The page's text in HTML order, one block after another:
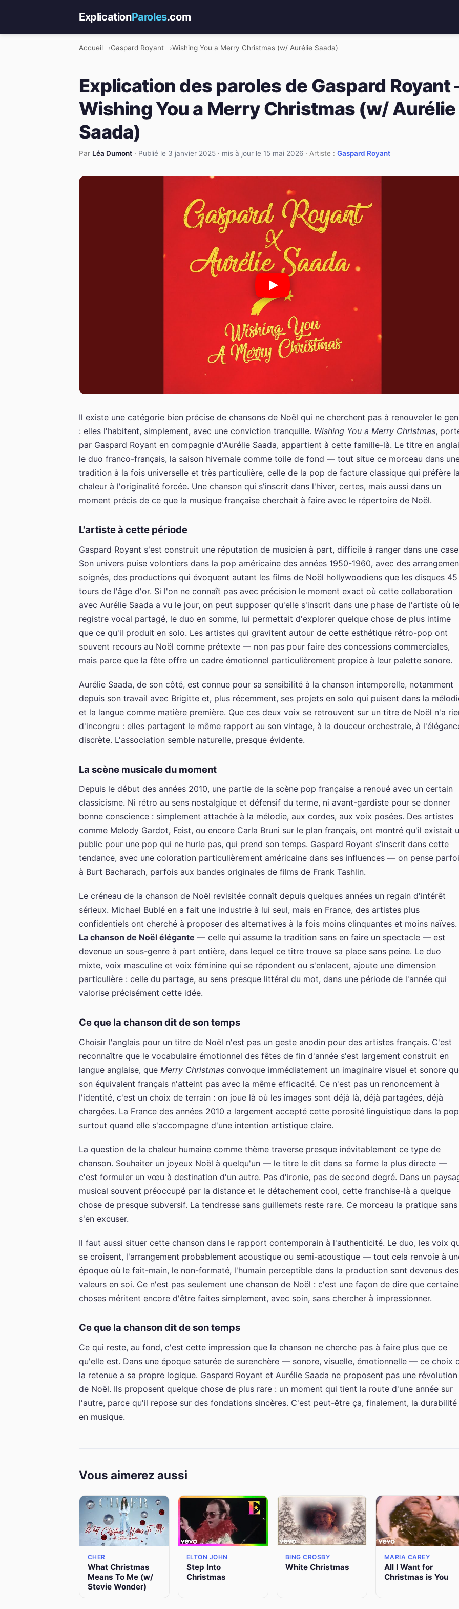
ExplicationParoles.com
Accueil Gaspard Royant Wishing You a Merry Christmas (w/ Aurélie Saada)
Explication des paroles de Gaspard Royant
Wishing You a Merry Christmas (w/ Aurélie
Saada)
Par Léa Dumont · Publié le 3 janvier 2025 · mis à jour le 15 mai 2026 · Artiste : Gaspard Royant
Il existe une catégorie bien précise de chansons de Noël qui ne cherchent pas à renouveler le
: elles l'habitent, simplement, avec une conviction tranquille. Wishing You a Merry Christmas,
par Gaspard Royant en compagnie d'Aurélie Saada, appartient à cette famille-là. Le titre en
le duo franco-français, la saison hivernale comme toile de fond — tout situe ce morceau dans
tradition à la fois universelle et très particulière, celle de la pop de facture classique qui préfère
chaleur à l'originalité forcée. Une chanson qui s'inscrit dans l'hiver, certes, mais aussi dans un
moment précis de ce que la musique française cherchait à faire avec le répertoire de Noël.
L'artiste à cette période
Gaspard Royant s'est construit une réputation de musicien à part, difficile à ranger dans une
Son univers puise volontiers dans la pop américaine des années 1950-1960, avec des
soignés, des productions qui évoquent autant les films de Noël hollywoodiens que les disques 45
tours de l'âge d'or. Si l'on ne connaît pas avec précision le moment exact où cette collaboration
avec Aurélie Saada a vu le jour, on peut supposer qu'elle s'inscrit dans une phase de l'artiste où le
registre vocal partagé, le duo en somme, lui permettait d'explorer quelque chose de plus intime
que ce qu'il produit en solo. Les artistes qui gravitent autour de cette esthétique rétro-pop ont
souvent recours au Noël comme prétexte — non pas pour faire des concessions commerciales,
mais parce que la fête offre un cadre émotionnel particulièrement propice à leur palette sonore.
Aurélie Saada, de son côté, est connue pour sa sensibilité à la chanson intemporelle, notamment
depuis son travail avec Brigitte et, plus récemment, ses projets en solo qui puisent dans la
et la langue comme matière première. Que ces deux voix se retrouvent sur un titre de Noël n'a
d'incongru : elles partagent le même rapport au son vintage, à la douceur orchestrale, à
discrète. L'association semble naturelle, presque évidente.
La scène musicale du moment
Depuis le début des années 2010, une partie de la scène pop française a renoué avec un certain
classicisme. Ni rétro au sens nostalgique et défensif du terme, ni avant-gardiste pour se donner
bonne conscience : simplement attachée à la mélodie, aux cordes, aux voix posées. Des artistes
comme Melody Gardot, Feist, ou encore Carla Bruni sur le plan français, ont montré qu'il existait
public pour une pop qui ne hurle pas, qui prend son temps. Gaspard Royant s'inscrit dans cette
tendance, avec une coloration particulièrement américaine dans ses influences — on pense
à Burt Bacharach, parfois aux bandes originales de films de Frank Tashlin.
Le créneau de la chanson de Noël revisitée connaît depuis quelques années un regain d'intérêt
sérieux. Michael Bublé en a fait une industrie à lui seul, mais en France, des artistes plus
confidentiels ont cherché à proposer des alternatives à la fois moins clinquantes et moins naïves.
La chanson de Noël élégante — celle qui assume la tradition sans en faire un spectacle — est
devenue un sous-genre à part entière, dans lequel ce titre trouve sa place sans peine. Le duo
mixte, voix masculine et voix féminine qui se répondent ou s'enlacent, ajoute une dimension
particulière : celle du partage, au sens presque littéral du mot, dans une période de l'année qui
valorise précisément cette idée.
Ce que la chanson dit de son temps
Choisir l'anglais pour un titre de Noël n'est pas un geste anodin pour des artistes français. C'est
reconnaître que le vocabulaire émotionnel des fêtes de fin d'année s'est largement construit en
langue anglaise, que Merry Christmas convoque immédiatement un imaginaire visuel et sonore
son équivalent français n'atteint pas avec la même efficacité. Ce n'est pas un renoncement à
l'identité, c'est un choix de terrain : on joue là où les images sont déjà là, déjà partagées, déjà
chargées. La France des années 2010 a largement accepté cette porosité linguistique dans la
surtout quand elle s'accompagne d'une intention artistique claire.
La question de la chaleur humaine comme thème traverse presque inévitablement ce type de
chanson. Souhaiter un joyeux Noël à quelqu'un — le titre le dit dans sa forme la plus directe —
c'est formuler un vœu à destination d'un autre. Pas d'ironie, pas de second degré. Dans un
musical souvent préoccupé par la distance et le détachement cool, cette franchise-là a quelque
chose de presque subversif. La tendresse sans guillemets reste rare. Ce morceau la pratique sans
s'en excuser.
Il faut aussi situer cette chanson dans le rapport contemporain à l'authenticité. Le duo, les voix
se croisent, l'arrangement probablement acoustique ou semi-acoustique — tout cela renvoie à
époque où le fait-main, le non-formaté, l'humain perceptible dans la production sont devenus des
valeurs en soi. Ce n'est pas seulement une chanson de Noël : c'est une façon de dire que
choses méritent encore d'être faites simplement, avec soin, sans chercher à impressionner.
Ce que la chanson dit de son temps
Ce qui reste, au fond, c'est cette impression que la chanson ne cherche pas à faire plus que ce
qu'elle est. Dans une époque saturée de surenchère — sonore, visuelle, émotionnelle — ce choix
la retenue a sa propre logique. Gaspard Royant et Aurélie Saada ne proposent pas une révolution
de Noël. Ils proposent quelque chose de plus rare : un moment qui tient la route d'une année sur
l'autre, parce qu'il repose sur des fondations sincères. C'est peut-être ça, finalement, la durabilité
en musique.
Vous aimerez aussi
CHER
What Christmas
Means To Me (w/
Stevie Wonder)
ELTON JOHN
Step Into
Christmas
BING CROSBY
White Christmas
MARIA CAREY
All I Want for
Christmas is You